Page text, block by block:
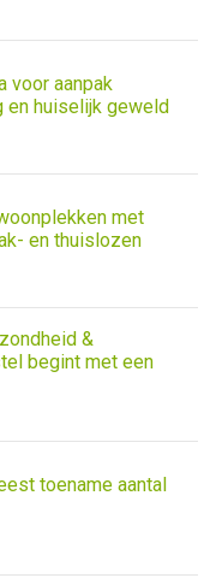
voor aanpak
en huiselijk geweld
met
en thuislozen
&
begint met een
toename aantal